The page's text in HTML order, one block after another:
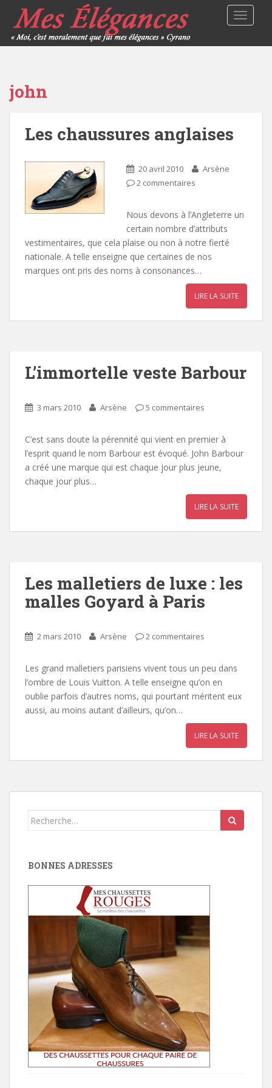
john
Les chaussures anglaises
20 avril 2010
Arsène
2 commentaires
Nous devons à l’Angleterre un
certain nombre d’attributs
vestimentaires, que cela plaise ou non à notre fierté
nationale. A telle enseigne que certaines de nos
marques ont pris des noms à consonances…
LIRE LA SUITE
L’immortelle veste Barbour
3 mars 2010 Arsène 5 commentaires
C’est sans doute la pérennité qui vient en premier à
l’esprit quand le nom Barbour est évoqué. John Barbour
a créé une marque qui est chaque jour plus jeune,
chaque jour plus…
LIRE LA SUITE
Les malletiers de luxe : les
malles Goyard à Paris
2 mars 2010 Arsène 2 commentaires
Les grand malletiers parisiens vivent tous un peu dans
l’ombre de Louis Vuitton. A telle enseigne qu’on en
oublie parfois d’autres noms, qui pourtant méritent eux
aussi, au moins autant d’ailleurs, qu’on…
LIRE LA SUITE
Search
BONNES ADRESSES